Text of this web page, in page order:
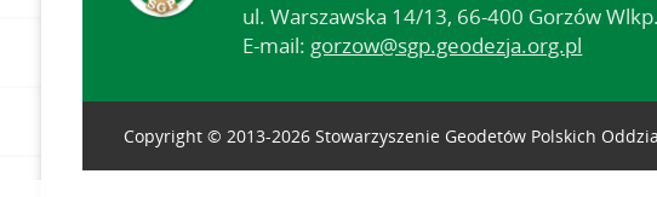
ul. Warszawska 14/13, 66-400 Gorzów
E-mail: gorzow@sgp.geodezja.org.pl
Copyright © 2013-2026 Stowarzyszenie Geodetów Polskich